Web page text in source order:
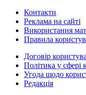
Контакти
Реклама на сайті
Використання
Правила
Договір
Політика у сфері
Угода щодо
Редакція